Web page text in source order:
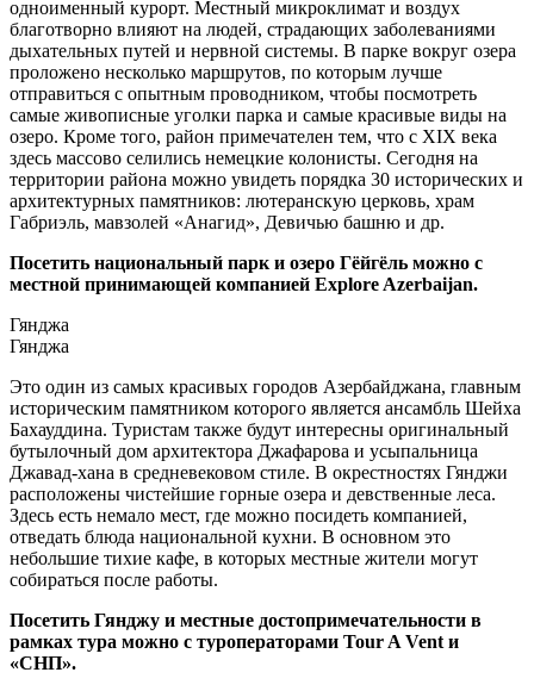
одноименный курорт. Местный микроклимат и воздух
благотворно влияют на людей, страдающих заболеваниями
дыхательных путей и нервной системы. В парке вокруг озера
проложено несколько маршрутов, по которым лучше
отправиться с опытным проводником, чтобы посмотреть
самые живописные уголки парка и самые красивые виды на
озеро. Кроме того, район примечателен тем, что с XIX века
здесь массово селились немецкие колонисты. Сегодня на
территории района можно увидеть порядка 30 исторических и
архитектурных памятников: лютеранскую церковь, храм
Габриэль, мавзолей «Анагид», Девичью башню и др.
Посетить национальный парк и озеро Гёйгёль можно с
местной принимающей компанией Explore Azerbaijan.
Гянджа
Гянджа
Это один из самых красивых городов Азербайджана, главным
историческим памятником которого является ансамбль Шейха
Бахауддина. Туристам также будут интересны оригинальный
бутылочный дом архитектора Джафарова и усыпальница
Джавад-хана в средневековом стиле. В окрестностях Гянджи
расположены чистейшие горные озера и девственные леса.
Здесь есть немало мест, где можно посидеть компанией,
отведать блюда национальной кухни. В основном это
небольшие тихие кафе, в которых местные жители могут
собираться после работы.
Посетить Гянджу и местные достопримечательности в
рамках тура можно с туроператорами Tour A Vent и
«СНП».